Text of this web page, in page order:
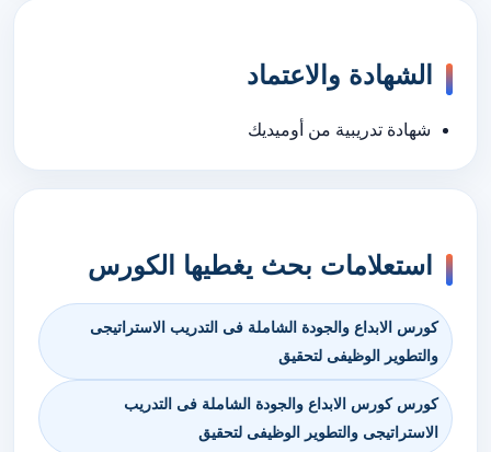
الشهادة والاعتماد
شهادة تدريبية من أوميديك
استعلامات بحث يغطيها الكورس
كورس الابداع والجودة الشاملة فى التدريب الاستراتيجى
والتطوير الوظيفى لتحقيق
كورس كورس الابداع والجودة الشاملة فى التدريب
الاستراتيجى والتطوير الوظيفى لتحقيق